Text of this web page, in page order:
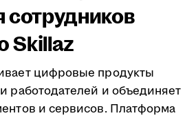
сотрудников
Skillaz
цифровые продукты
работодателей и объединяет
и сервисов. Платформа